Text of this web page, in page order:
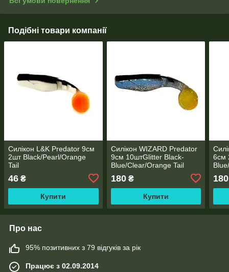
Подібні товари компанії
Силікон L&K Predator 9см
2шт Black/Pearl/Orange
Tail
46 ₴
Купити
Силікон WIZARD Predator
9см 10штGlitter Black-
Blue/Clear/Orange Tail
180₴
Купити
6см
180
Про нас
95% позитивних з 79 відгуків за рік
Працює з 02.09.2014